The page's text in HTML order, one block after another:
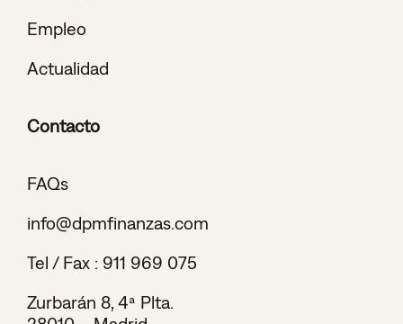
Empleo
Actualidad
Contacto
FAQs
info@dpmfinanzas.com
Tel / Fax : 911 969 075
Zurbarán 8, 4ª Plta.